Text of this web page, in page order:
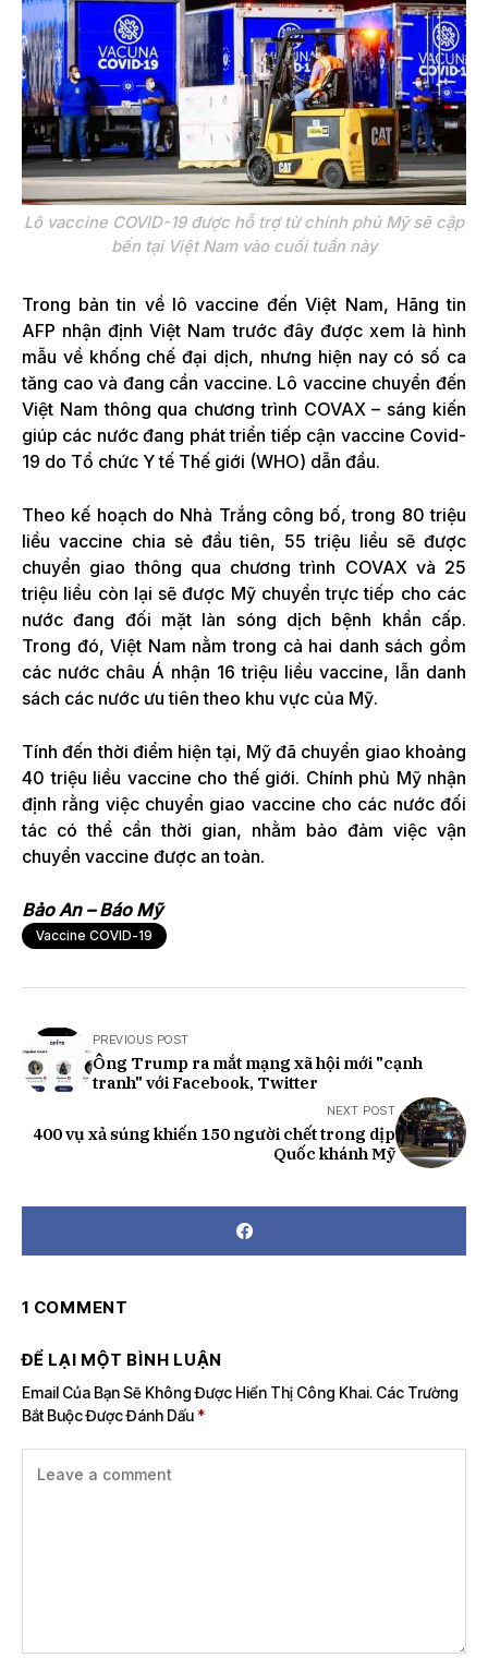
Lô vaccine COVID-19 được hỗ trợ từ chính phủ Mỹ sẽ cập
bến tại Việt Nam vào cuối tuần này
Trong bản tin về lô vaccine đến Việt Nam, Hãng tin
AFP nhận định Việt Nam trước đây được xem là hình
mẫu về khống chế đại dịch, nhưng hiện nay có số ca
tăng cao và đang cần vaccine. Lô vaccine chuyển đến
Việt Nam thông qua chương trình COVAX – sáng kiến
giúp các nước đang phát triển tiếp cận vaccine Covid-
19 do Tổ chức Y tế Thế giới (WHO) dẫn đầu.
Theo kế hoạch do Nhà Trắng công bố, trong 80 triệu
liều vaccine chia sẻ đầu tiên, 55 triệu liều sẽ được
chuyển giao thông qua chương trình COVAX và 25
triệu liều còn lại sẽ được Mỹ chuyển trực tiếp cho các
nước đang đối mặt làn sóng dịch bệnh khẩn cấp.
Trong đó, Việt Nam nằm trong cả hai danh sách gồm
các nước châu Á nhận 16 triệu liều vaccine, lẫn danh
sách các nước ưu tiên theo khu vực của Mỹ.
Tính đến thời điểm hiện tại, Mỹ đã chuyển giao khoảng
40 triệu liều vaccine cho thế giới. Chính phủ Mỹ nhận
định rằng việc chuyển giao vaccine cho các nước đối
tác có thể cần thời gian, nhằm bảo đảm việc vận
chuyển vaccine được an toàn.
Bảo An – Báo Mỹ
Vaccine COVID-19
PREVIOUS POST
Ông Trump ra mắt mạng xã hội mới "cạnh
tranh" với Facebook, Twitter
NEXT POST
400 vụ xả súng khiến 150 người chết trong dịp
Quốc khánh Mỹ
1 COMMENT
ĐỂ LẠI MỘT BÌNH LUẬN
Email Của Bạn Sẽ Không Được Hiển Thị Công Khai. Các Trường
Bắt Buộc Được Đánh Dấu *